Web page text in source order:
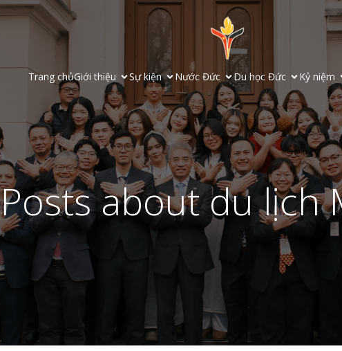
Trang chủGiới thiệu Sự kiện Nước Đức Du học Đức Kỷ niệm
Posts about du lịch